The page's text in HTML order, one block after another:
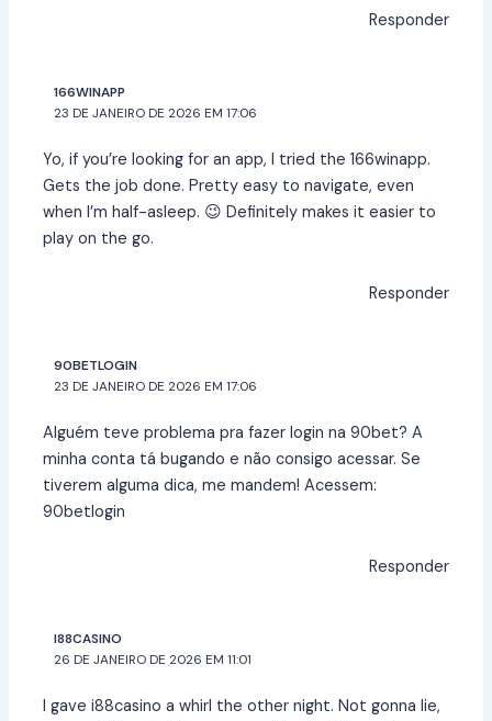
Responder
166WINAPP
23 DE JANEIRO DE 2026 EM 17:06
Yo, if you’re looking for an app, I tried the166winapp.
Gets the job done. Pretty easy to navigate, even
when I’m half-asleep. 😉 Definitely makes it easier to
play on the go.
Responder
90BETLOGIN
23 DE JANEIRO DE 2026 EM 17:06
Alguém teve problema pra fazer login na 90bet? A
minha conta tá bugando e não consigo acessar. Se
tiverem alguma dica, me mandem! Acessem:
90betlogin
Responder
I88CASINO
26 DE JANEIRO DE 2026 EM 11:01
I gave i88casino a whirl the other night. Not gonna lie,